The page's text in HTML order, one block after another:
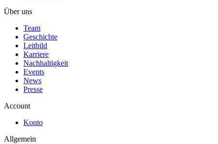
Über uns
Team
Geschichte
Leitbild
Karriere
Nachhaltigkeit
Events
News
Presse
Account
Konto
Allgemein